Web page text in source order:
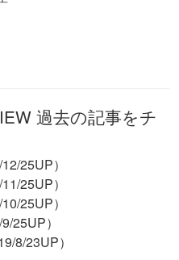
過去の記事をチ
25UP）
25UP）
25UP）
25UP）
8/23UP）